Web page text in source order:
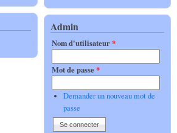
Admin
Nom d'utilisateur*
Mot de passe*
Demander un nouveau mot de
passe